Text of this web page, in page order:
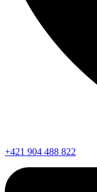
+421 904 488 822